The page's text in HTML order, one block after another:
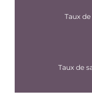
Taux
Taux de